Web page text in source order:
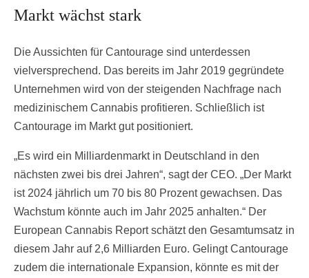
Markt wächst stark
Die Aussichten für Cantourage sind unterdessen
vielversprechend. Das bereits im Jahr 2019 gegründete
Unternehmen wird von der steigenden Nachfrage nach
medizinischem Cannabis profitieren. Schließlich ist
Cantourage im Markt gut positioniert.
„Es wird ein Milliardenmarkt in Deutschland in den
nächsten zwei bis drei Jahren“, sagt der CEO. „Der Markt
ist 2024 jährlich um 70 bis 80 Prozent gewachsen. Das
Wachstum könnte auch im Jahr 2025 anhalten.“ Der
European Cannabis Report schätzt den Gesamtumsatz in
diesem Jahr auf 2,6 Milliarden Euro. Gelingt Cantourage
zudem die internationale Expansion, könnte es mit der